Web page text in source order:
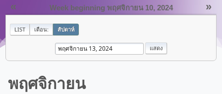
« »
Week beginning พฤศจิกายน 10, 2024
LIST เดือน: สัปดาห์
พฤศจิกายน